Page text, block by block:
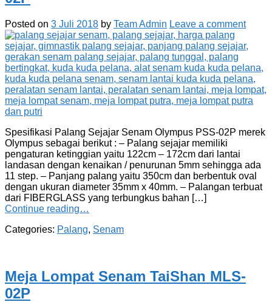
Posted on 3 Juli 2018 by Team Admin Leave a comment
Spesifikasi Palang Sejajar Senam Olympus PSS-02P merek
Olympus sebagai berikut : – Palang sejajar memiliki
pengaturan ketinggian yaitu 122cm – 172cm dari lantai
landasan dengan kenaikan / penurunan 5mm sehingga ada
11 step. – Panjang palang yaitu 350cm dan berbentuk oval
dengan ukuran diameter 35mm x 40mm. – Palangan terbuat
dari FIBERGLASS yang terbungkus bahan […]
Continue reading…
Categories: Palang, Senam
Meja Lompat Senam TaiShan MLS-
02P